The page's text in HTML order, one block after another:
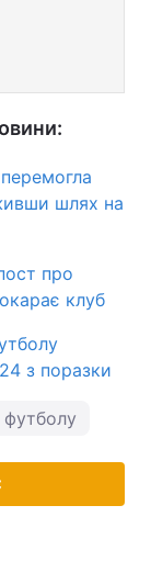
шлях на
про
клуб
з поразки
футболу